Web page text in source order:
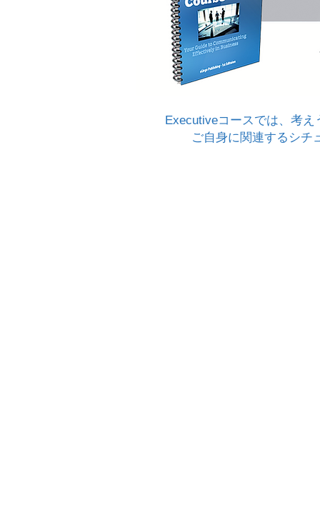
Executiveコースでは、考
ご自身に関連するシチ